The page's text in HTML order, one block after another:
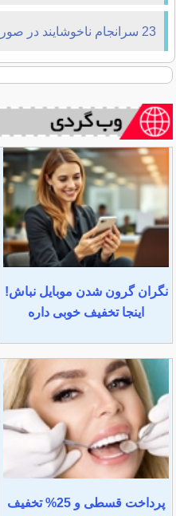
23 سرانجام ناخوشایند در صورت کم خوابی
نگران گرون شدن موبایل نباش!
اینجا تخفیف خوبی داره
پرداخت قسطی و 25% تخفیف